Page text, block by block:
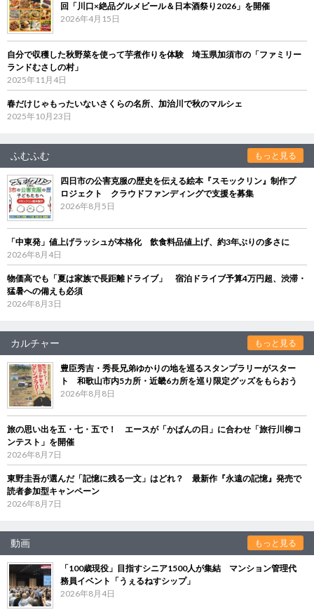
回「川口×絶品グルメビール＆日本酒祭り2026」を開催
2026年4月15日
自分で収穫した秋野菜を使って芋煮作りを体験 埼玉県加須市の「ファミリー
ランドむさしの村」
2025年11月4日
春だけじゃもったいないさくらの名所、加治川で秋のマルシェ
2025年10月23日
ふむふむ もっと見る
四日市の公害克服の歴史を伝える絵本『スモックリン』制作プ
ロジェクト クラウドファンディングで支援を募集
2026年8月5日
「中東発」値上げラッシュが本格化 飲食料品値上げ、約3年ぶりの多さに
2026年8月4日
物価高でも「夏は家族で長距離ドライブ」 宿泊ドライブ予算4万円超、渋滞・
猛暑への備えも必須
2026年8月3日
カルチャー もっと見る
豊臣秀吉・秀長兄弟ゆかりの地を巡るスタンプラリーがスター
ト 和歌山市内5カ所・近畿6カ所を巡り限定グッズをもらおう
2026年8月8日
旅の思い出を五・七・五で！ エースが「かばんの日」に合わせ「旅行川柳コ
ンテスト」を開催
2026年8月7日
東野圭吾が選んだ「記憶に残る一文」はどれ？ 最新作『永遠の記憶』発売で
読者参加型キャンペーン
2026年8月7日
動画 もっと見る
「100歳現役」目指すシニア1500人が集結 マンション管理代
務員イベント「うぇるねすシップ」
2026年8月4日